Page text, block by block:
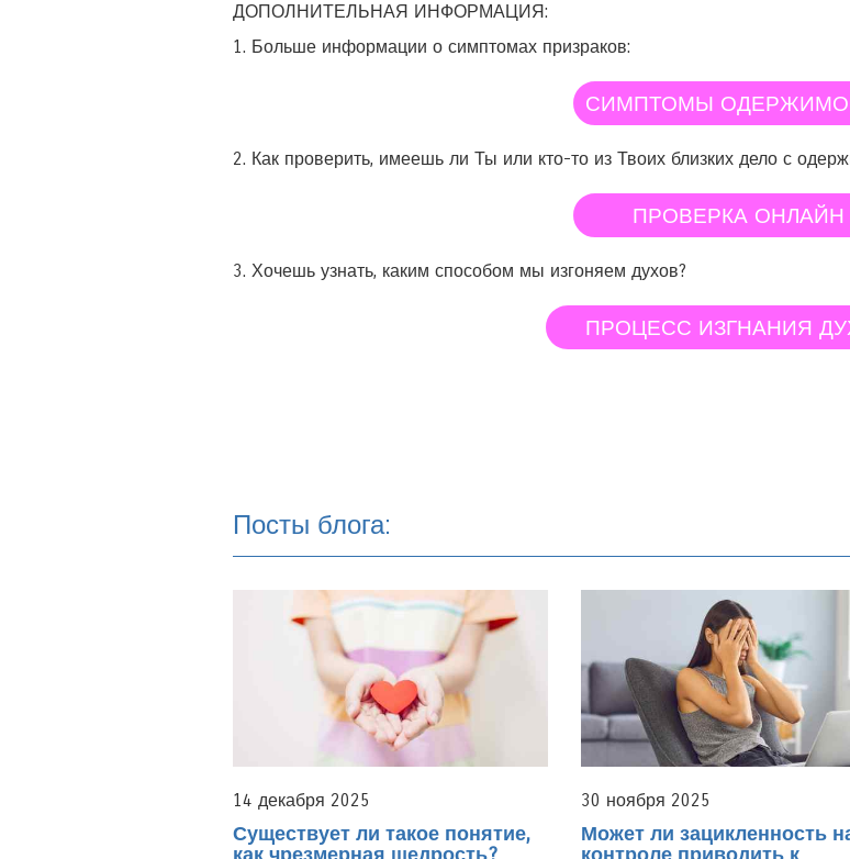
ДОПОЛНИТЕЛЬНАЯ ИНФОРМАЦИЯ:
1. Больше информации о симптомах призраков:
СИМПТОМЫ
2. Как проверить, имеешь ли Ты или кто-то из Твоих близких дело с
ПРОВЕРКА ОНЛАЙН
3. Хочешь узнать, каким способом мы изгоняем духов?
ПРОЦЕСС ИЗГНАНИЯ
Посты блога:
14 декабря 2025
Существует ли такое понятие,
как чрезмерная щедрость?
30 ноября 2025
Может ли зацикленность
контроле приводить к